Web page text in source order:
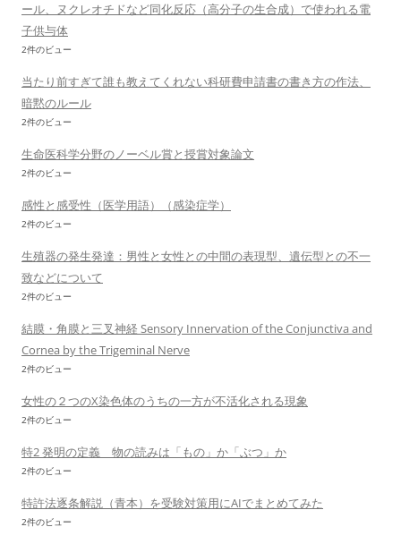
ール、ヌクレオチドなど同化反応（高分子の生合成）で使われる電
子供与体
2件のビュー
当たり前すぎて誰も教えてくれない科研費申請書の書き方の作法、
暗黙のルール
2件のビュー
生命医科学分野のノーベル賞と授賞対象論文
2件のビュー
感性と感受性（医学用語）（感染症学）
2件のビュー
生殖器の発生発達：男性と女性との中間の表現型、遺伝型との不一
致などについて
2件のビュー
結膜・角膜と三叉神経 Sensory Innervation of the Conjunctiva and
Cornea by the Trigeminal Nerve
2件のビュー
女性の２つのX染色体のうちの一方が不活化される現象
2件のビュー
特2 発明の定義 物の読みは「もの」か「ぶつ」か
2件のビュー
特許法逐条解説（青本）を受験対策用にAIでまとめてみた
2件のビュー